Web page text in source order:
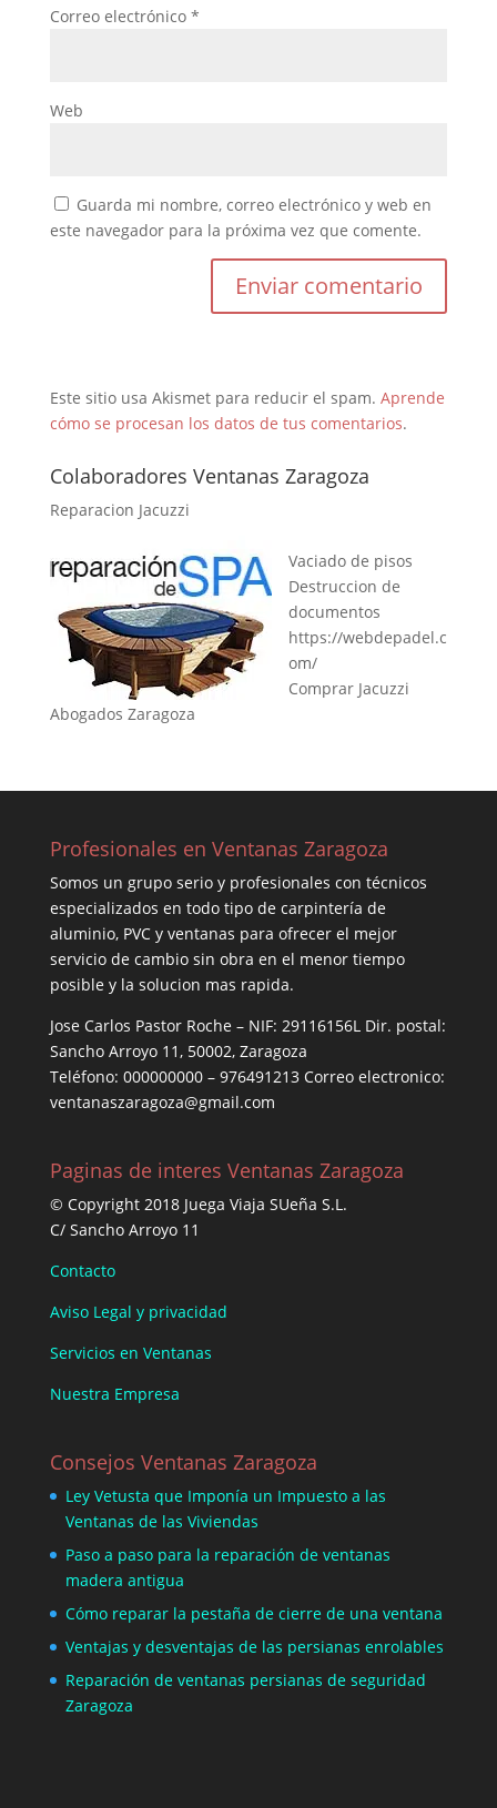
Correo electrónico *
Web
Guarda mi nombre, correo electrónico y web en
este navegador para la próxima vez que comente.
Este sitio usa Akismet para reducir el spam. Aprende
cómo se procesan los datos de tus comentarios.
Colaboradores Ventanas Zaragoza
Reparacion Jacuzzi
Vaciado de pisos
Destruccion de
documentos
https://webdepadel.c
om/
Comprar Jacuzzi
Abogados Zaragoza
Profesionales en Ventanas Zaragoza
Somos un grupo serio y profesionales con técnicos
especializados en todo tipo de carpintería de
aluminio, PVC y ventanas para ofrecer el mejor
servicio de cambio sin obra en el menor tiempo
posible y la solucion mas rapida.
Jose Carlos Pastor Roche – NIF: 29116156L Dir. postal:
Sancho Arroyo 11, 50002, Zaragoza
Teléfono: 000000000 – 976491213 Correo electronico:
ventanaszaragoza@gmail.com
Paginas de interes Ventanas Zaragoza
© Copyright 2018 Juega Viaja SUeña S.L.
C/ Sancho Arroyo 11
Contacto
Aviso Legal y privacidad
Servicios en Ventanas
Nuestra Empresa
Consejos Ventanas Zaragoza
Ley Vetusta que Imponía un Impuesto a las
Ventanas de las Viviendas
Paso a paso para la reparación de ventanas
madera antigua
Cómo reparar la pestaña de cierre de una ventana
Ventajas y desventajas de las persianas enrolables
Reparación de ventanas persianas de seguridad
Zaragoza